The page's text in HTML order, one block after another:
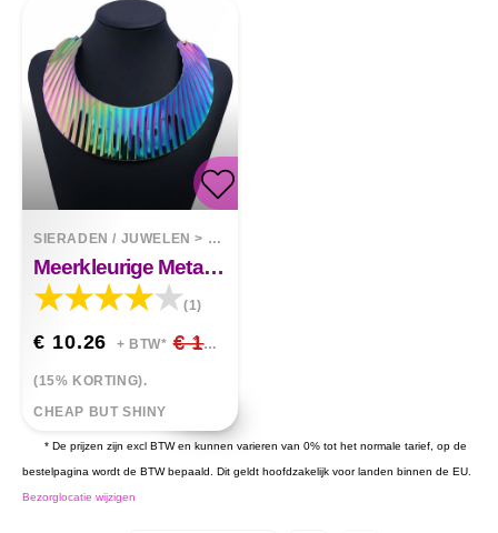
SIERADEN / JUWELEN > KETTINGEN
Meerkleurige Metalen Choker Kettingen
(1)
€ 10.26 + BTW* € 12.07
(15% KORTING).
CHEAP BUT SHINY
* De prijzen zijn excl BTW en kunnen varieren van 0% tot het normale tarief, op de
bestelpagina wordt de BTW bepaald. Dit geldt hoofdzakelijk voor landen binnen de EU.
Bezorglocatie wijzigen